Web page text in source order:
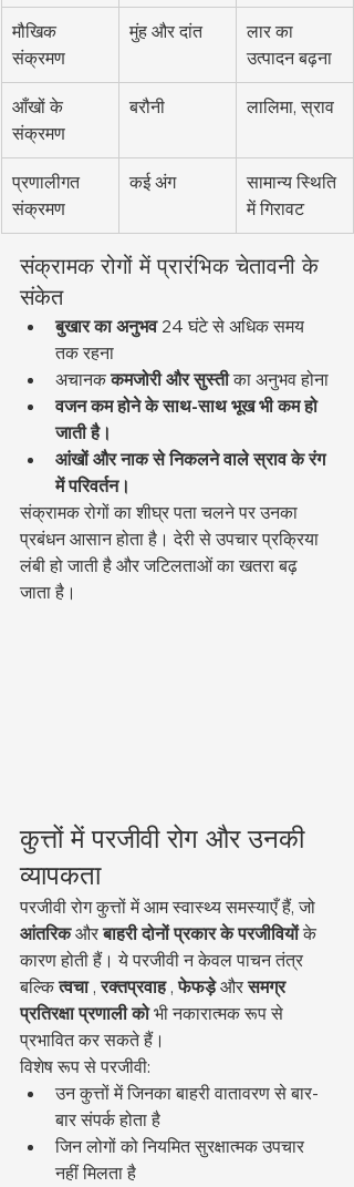
मौखिक
संक्रमण
मुंह और दांत
लार का
उत्पादन बढ़ना
आँखों के
संक्रमण
बरौनी लालिमा, स्राव
प्रणालीगत
संक्रमण
कई अंग
सामान्य स्थिति
में गिरावट
संक्रामक रोगों में प्रारंभिक चेतावनी के
संकेत
बुखार का अनुभव 24 घंटे से अधिक समय
तक रहना
अचानक कमजोरी और सुस्ती का अनुभव होना
वजन कम होने के साथ-साथ भूख भी कम हो
जाती है।
आंखों और नाक से निकलने वाले स्राव के रंग
में परिवर्तन।
संक्रामक रोगों का शीघ्र पता चलने पर उनका
प्रबंधन आसान होता है। देरी से उपचार प्रक्रिया
लंबी हो जाती है और जटिलताओं का खतरा बढ़
जाता है।
कुत्तों में परजीवी रोग और उनकी
व्यापकता
परजीवी रोग कुत्तों में आम स्वास्थ्य समस्याएँ हैं, जो
आंतरिक और बाहरी दोनों प्रकार के परजीवियों के
कारण होती हैं। ये परजीवी न केवल पाचन तंत्र
बल्कि त्वचा , रक्तप्रवाह , फेफड़े और समग्र
प्रतिरक्षा प्रणाली को भी नकारात्मक रूप से
प्रभावित कर सकते हैं।
विशेष रूप से परजीवी:
उन कुत्तों में जिनका बाहरी वातावरण से बार-
बार संपर्क होता है
जिन लोगों को नियमित सुरक्षात्मक उपचार
नहीं मिलता है